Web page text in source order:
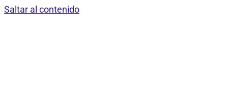
Saltar al contenido